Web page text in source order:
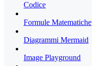
Codice
Formule Matematiche
Diagrammi Mermaid
Image Playground